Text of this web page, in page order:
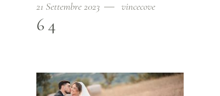
21 Settembre 2023 vincecove
64